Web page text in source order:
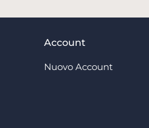
Account
Nuovo Account